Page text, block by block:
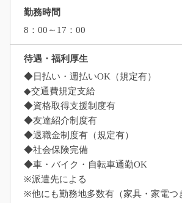
勤務時間
8：00～17：00
待遇・福利厚生
◆日払い・週払いOK（規定有）
◆交通費規定支給
◆資格取得支援制度有
◆友達紹介制度有
◆退職金制度有（規定有）
◆社会保険完備
◆車・バイク・自転車通勤OK
※派遣先による
※他にも勤務地多数有（家具・家電つ